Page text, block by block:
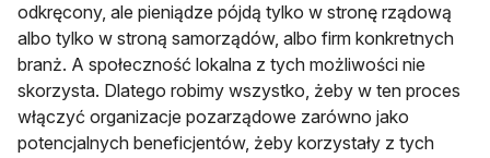
odkręcony, ale pieniądze pójdą tylko w stronę rządową
albo tylko w stroną samorządów, albo firm konkretnych
branż. A społeczność lokalna z tych możliwości nie
skorzysta. Dlatego robimy wszystko, żeby w ten proces
włączyć organizacje pozarządowe zarówno jako
potencjalnych beneficjentów, żeby korzystały z tych